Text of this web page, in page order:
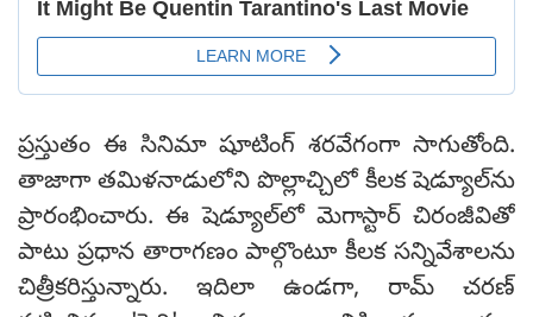
ప్రస్తుతం ఈ సినిమా షూటింగ్ శరవేగంగా సాగుతోంది.
తాజాగా తమిళనాడులోని పొల్లాచ్చిలో కీలక షెడ్యూల్‌ను
ప్రారంభించారు. ఈ షెడ్యూల్‌లో మెగాస్టార్ చిరంజీవితో
పాటు ప్రధాన తారాగణం పాల్గొంటూ కీలక సన్నివేశాలను
చిత్రీకరిస్తున్నారు. ఇదిలా ఉండగా, రామ్ చరణ్